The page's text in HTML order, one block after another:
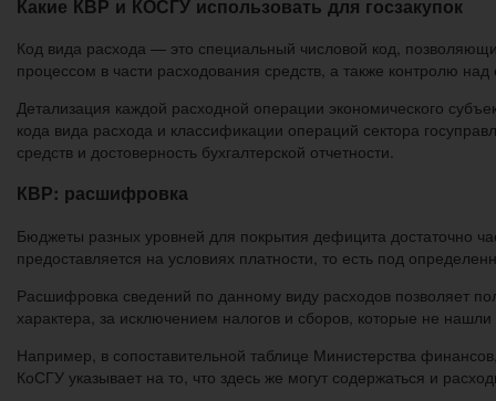
Какие КВР и КОСГУ использовать для госзакупок
Код вида расхода — это специальный числовой код,
процессом в части расходования средств, а также контролю
Детализация каждой расходной операции экономического
кода вида расхода и классификации операций сектора
средств и достоверность бухгалтерской отчетности.
КВР: расшифровка
Бюджеты разных уровней для покрытия дефицита достаточно
предоставляется на условиях платности, то есть под
Расшифровка сведений по данному виду расходов позволяет
характера, за исключением налогов и сборов, которые не
Например, в сопоставительной таблице Министерства
КоСГУ указывает на то, что здесь же могут содержаться и